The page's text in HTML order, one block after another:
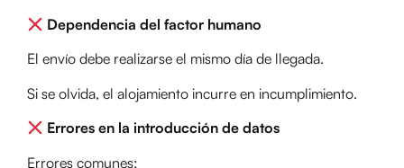
Dependencia del factor humano
El envío debe realizarse el mismo día de llegada.
Si se olvida, el alojamiento incurre en incumplimiento.
Errores en la introducción de datos
Errores comunes: